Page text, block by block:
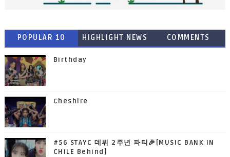
POPULAR 10 HIGHLIGHT NEWS COMMENTS
Birthday
Cheshire
#56 STAYC 데뷔 2주년 파티🎉[MUSIC BANK IN
CHILE Behind]